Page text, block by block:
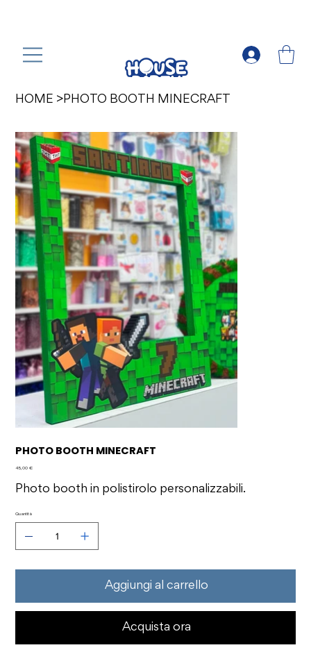
HOME >PHOTO BOOTH MINECRAFT
PHOTO BOOTH MINECRAFT
Prezzo
45,00 €
Photo booth in polistirolo personalizzabili.
Quantità
Aggiungi al carrello
Acquista ora